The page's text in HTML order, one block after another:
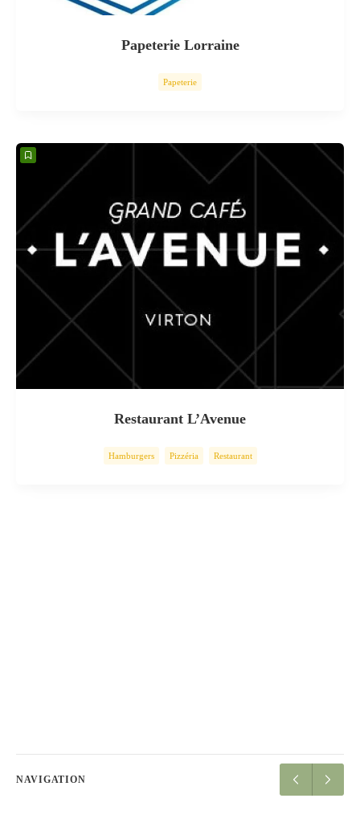
Papeterie Lorraine
Papeterie
Restaurant L’Avenue
Hamburgers Pizzéria Restaurant
NAVIGATION